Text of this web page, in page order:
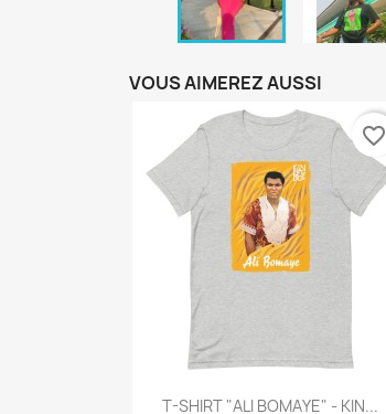
VOUS AIMEREZ AUSSI
Aperçu rapide
T-SHIRT "ALI BOMAYE" - KIN...
favorite_border